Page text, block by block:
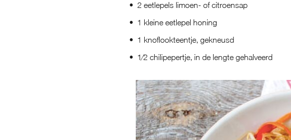
2 eetlepels limoen- of citroensap
1 kleine eetlepel honing
1 knoflookteentje, gekneusd
1⁄2 chilipepertje, in de lengte gehalveerd